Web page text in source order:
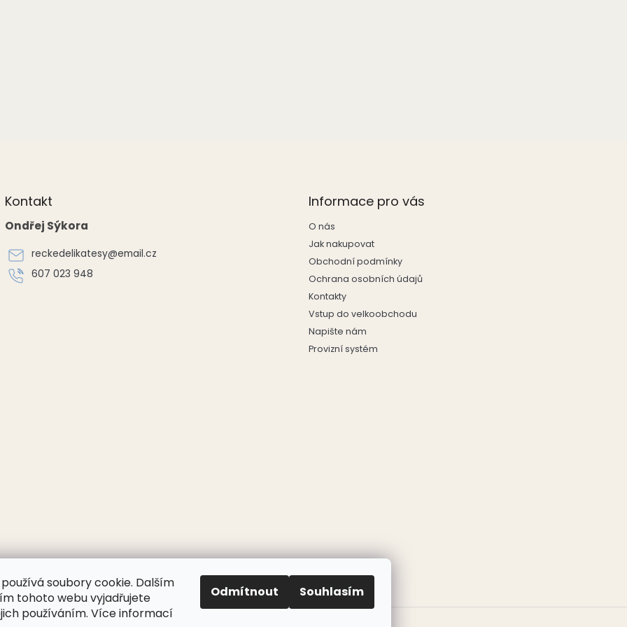
soubory cookie. Dalším
tohoto webu vyjadřujete
používáním. Více informací
Odmítnout Souhlasím
Kontakt
Ondřej Sýkora
reckedelikatesy@email.cz
607 023 948
Informace pro vás
O nás
Jak nakupovat
Obchodní podmínky
Ochrana osobních údajů
Kontakty
Vstup do velkoobchodu
Napište nám
Provizní systém